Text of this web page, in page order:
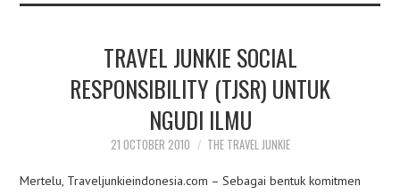
TRAVEL JUNKIE SOCIAL
RESPONSIBILITY (TJSR) UNTUK
NGUDI ILMU
21 OCTOBER 2010 THE TRAVEL JUNKIE
Mertelu, Traveljunkieindonesia.com – Sebagai bentuk komitmen